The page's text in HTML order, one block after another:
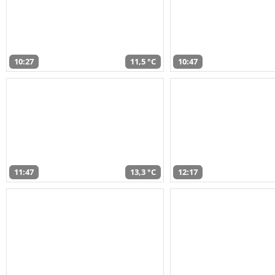
10:27 11,5 °C 10:47
11:47 13,3 °C 12:17